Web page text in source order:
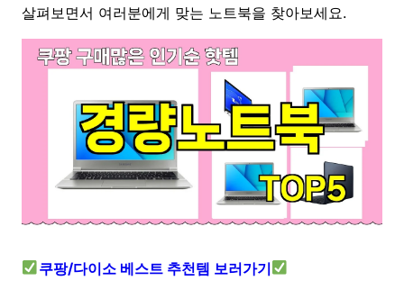
살펴보면서 여러분에게 맞는 노트북을 찾아보세요.
쿠팡/다이소 베스트 추천템 보러가기